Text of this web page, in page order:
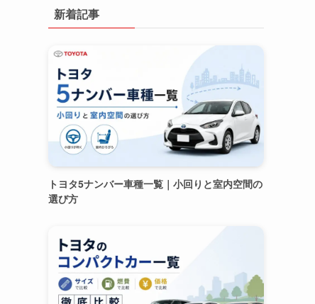
新着記事
トヨタ5ナンバー車種一覧｜小回りと室内空間の
選び方